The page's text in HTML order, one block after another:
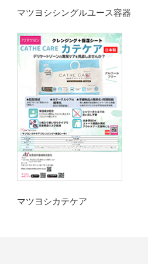
マツヨシシングルユース容器
マツヨシカテケア